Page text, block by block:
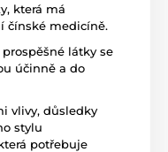
která má
čínské medicíně.
látky se
účinně a do
vlivy, důsledky
stylu
potřebuje